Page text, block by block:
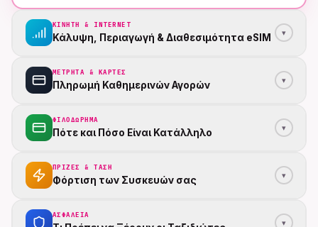
ΚΙΝΗΤΗ & INTERNET
Κάλυψη, Περιαγωγή & Διαθεσιμότητα eSIM ▾
ΜΕΤΡΗΤΆ & ΚΆΡΤΕΣ
Πληρωμή Καθημερινών Αγορών ▾
ΦΙΛΟΔΏΡΗΜΑ
Πότε και Πόσο Είναι Κατάλληλο ▾
ΠΡΊΖΕΣ & ΤΆΣΗ
Φόρτιση των Συσκευών σας ▾
ΑΣΦΆΛΕΙΑ
▾